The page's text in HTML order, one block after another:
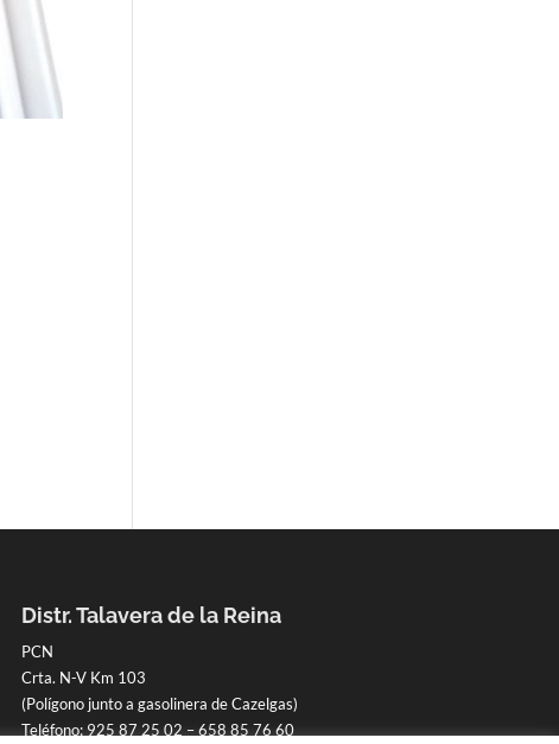
Distr. Talavera de la Reina
PCN
Crta. N-V Km 103
(Polígono junto a gasolinera de Cazelgas)
Teléfono: 925 87 25 02 –658 85 76 60